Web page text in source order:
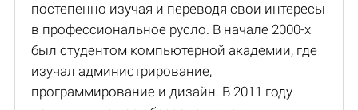
постепенно изучая и переводя свои интересы
в профессиональное русло. В начале 2000-х
был студентом компьютерной академии, где
изучал администрирование,
программирование и дизайн. В 2011 году